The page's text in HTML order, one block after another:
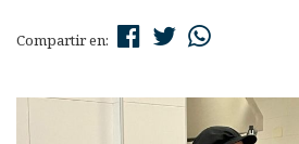
Compartir en: